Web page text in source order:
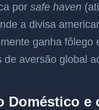
por safe haven
a divisa
ganha fôlego
de aversão global
Doméstico e